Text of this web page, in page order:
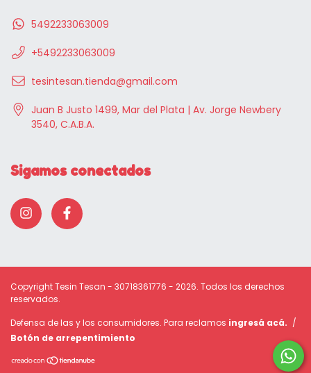
5492233063009
+5492233063009
tesintesan.tienda@gmail.com
Juan B Justo 1499, Mar del Plata | Av. Jorge Newbery
3540, C.A.B.A.
Sigamos conectados
Copyright Tesin Tesan - 30718361776 - 2026. Todos los derechos
reservados.
Defensa de las y los consumidores. Para reclamos ingresá acá. /
Botón de arrepentimiento